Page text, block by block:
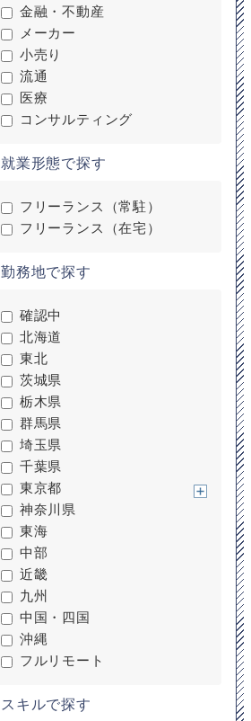
金融・不動産
メーカー
小売り
流通
医療
コンサルティング
就業形態で探す
フリーランス（常駐）
フリーランス（在宅）
勤務地で探す
確認中
北海道
東北
茨城県
栃木県
群馬県
埼玉県
千葉県
東京都
神奈川県
東海
中部
近畿
九州
中国・四国
沖縄
フルリモート
スキルで探す